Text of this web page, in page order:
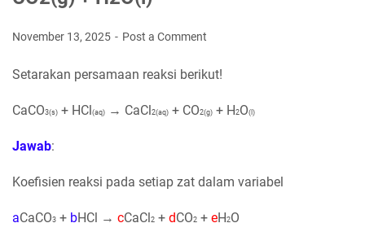
November 13, 2025 Post a Comment
Setarakan persamaan reaksi berikut!
CaCO3(s) + HCl(aq) → CaCl2(aq) + CO2(g) + H2O(l)
Jawab:
Koefisien reaksi pada setiap zat dalam variabel
aCaCO3 + bHCl → cCaCl2 + dCO2 + eH2O